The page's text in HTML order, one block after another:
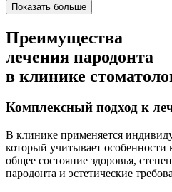
Показать больше
Преимущества
лечения пародонта
в клинике
Комплексный подход к
В клинике применяется
который учитывает особенности
общее состояние здоровья,
пародонта и эстетические